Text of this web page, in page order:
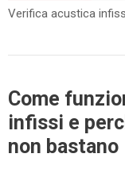
Verifica acustica
Come
infissi e
non bastano